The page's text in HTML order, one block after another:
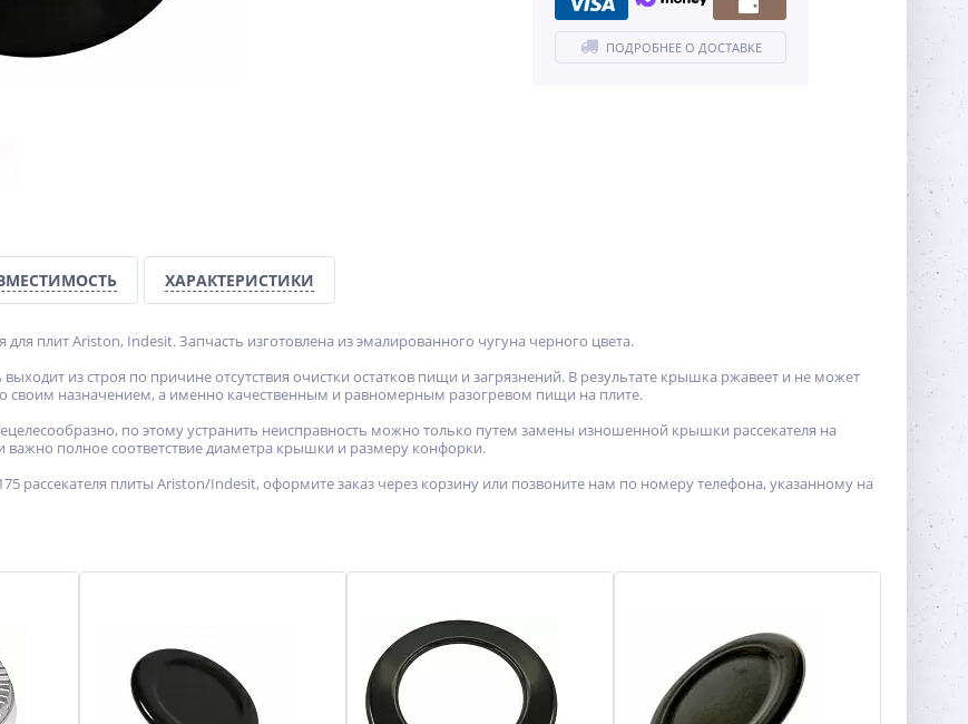
ПОДРОБНЕЕ О ДОСТАВКЕ
ХАРАКТЕРИСТИКИ
для плит Ariston, Indesit. Запчасть изготовлена из эмалированного чугуна черного цвета.
из строя по причине отсутствия очистки остатков пищи и загрязнений. В результате крышка ржавеет и не может
своим назначением, а именно качественным и равномерным разогревом пищи на плите.
по этому устранить неисправность можно только путем замены изношенной крышки рассекателя на
важно полное соответствие диаметра крышки и размеру конфорки.
рассекателя плиты Ariston/Indesit, оформите заказ через корзину или позвоните нам по номеру телефона, указанному на